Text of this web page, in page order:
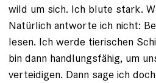
wild um sich. Ich blute stark.
Natürlich antworte ich nicht:
lesen. Ich werde tierischen
bin dann handlungsfähig, um
verteidigen. Dann sage ich